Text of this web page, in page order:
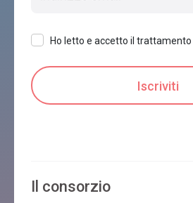
Ho letto e accetto il
Il consorzio